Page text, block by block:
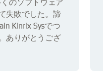
失敗でした。諦
Kinrix Sysでつ
ありがとうござ